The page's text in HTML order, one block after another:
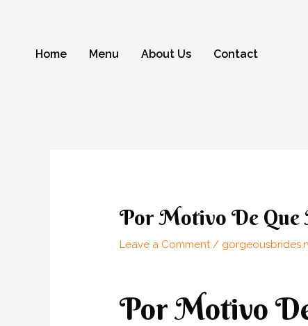
Home Menu About Us Contact
Por Motivo De Que
Leave a Comment /
Por Motivo